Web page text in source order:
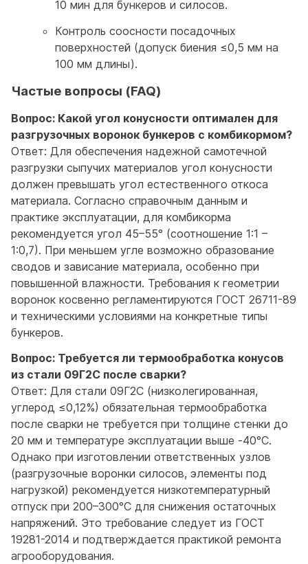
10 мин для бункеров и силосов.
Контроль соосности посадочных
поверхностей (допуск биения ≤0,5 мм на
100 мм длины).
Частые вопросы (FAQ)
Вопрос: Какой угол конусности оптимален для
разгрузочных воронок бункеров с комбикормом?
Ответ: Для обеспечения надежной самотечной
разгрузки сыпучих материалов угол конусности
должен превышать угол естественного откоса
материала. Согласно справочным данным и
практике эксплуатации, для комбикорма
рекомендуется угол 45–55° (соотношение 1:1 –
1:0,7). При меньшем угле возможно образование
сводов и зависание материала, особенно при
повышенной влажности. Требования к геометрии
воронок косвенно регламентируются ГОСТ 26711-89
и техническими условиями на конкретные типы
бункеров.
Вопрос: Требуется ли термообработка конусов
из стали 09Г2С после сварки?
Ответ: Для стали 09Г2С (низколегированная,
углерод ≤0,12%) обязательная термообработка
после сварки не требуется при толщине стенки до
20 мм и температуре эксплуатации выше -40°С.
Однако при изготовлении ответственных узлов
(разгрузочные воронки силосов, элементы под
нагрузкой) рекомендуется низкотемпературный
отпуск при 200–300°С для снижения остаточных
напряжений. Это требование следует из ГОСТ
19281-2014 и подтверждается практикой ремонта
агрооборудования.